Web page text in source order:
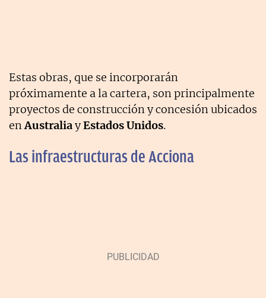
Estas obras, que se incorporarán
próximamente a la cartera, son principalmente
proyectos de construcción y concesión ubicados
enAustraliayEstados Unidos.
Las infraestructuras de Acciona